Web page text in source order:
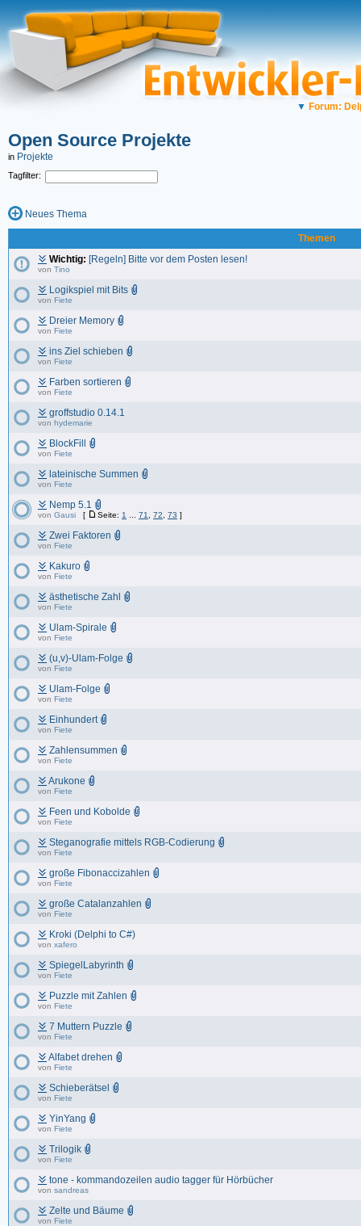
▼ Forum:
Open Source Projekte
in Projekte
Tagfilter:
Neues Thema
Themen
Wichtig: [Regeln] Bitte vor dem Posten lesen!
von Tino
Logikspiel mit Bits
von Fiete
Dreier Memory
von Fiete
ins Ziel schieben
von Fiete
Farben sortieren
von Fiete
groffstudio 0.14.1
von hydemarie
BlockFill
von Fiete
lateinische Summen
von Fiete
Nemp 5.1
von Gausi [ Seite: 1 71 72 73 ]
Zwei Faktoren
von Fiete
Kakuro
von Fiete
ästhetische Zahl
von Fiete
Ulam-Spirale
von Fiete
(u,v)-Ulam-Folge
von Fiete
Ulam-Folge
von Fiete
Einhundert
von Fiete
Zahlensummen
von Fiete
Arukone
von Fiete
Feen und Kobolde
von Fiete
Steganografie mittels RGB-Codierung
von Fiete
große Fibonaccizahlen
von Fiete
große Catalanzahlen
von Fiete
Kroki (Delphi to C#)
von xafero
SpiegelLabyrinth
von Fiete
Puzzle mit Zahlen
von Fiete
7 Muttern Puzzle
von Fiete
Alfabet drehen
von Fiete
Schieberätsel
von Fiete
YinYang
von Fiete
Trilogik
von Fiete
tone - kommandozeilen audio tagger für Hörbücher
von sandreas
Zelte und Bäume
von Fiete